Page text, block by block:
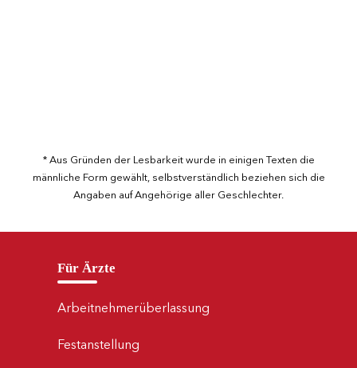
* Aus Gründen der Lesbarkeit wurde in einigen Texten die
männliche Form gewählt, selbstverständlich beziehen sich die
Angaben auf Angehörige aller Geschlechter.
Für Ärzte
Arbeitnehmerüberlassung
Festanstellung